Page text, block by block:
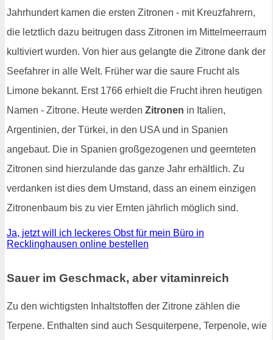
Jahrhundert kamen die ersten Zitronen - mit Kreuzfahrern,
die letztlich dazu beitrugen dass Zitronen im Mittelmeerraum
kultiviert wurden. Von hier aus gelangte die Zitrone dank der
Seefahrer in alle Welt. Früher war die saure Frucht als
Limone bekannt. Erst 1766 erhielt die Frucht ihren heutigen
Namen - Zitrone. Heute werden Zitronen in Italien,
Argentinien, der Türkei, in den USA und in Spanien
angebaut. Die in Spanien großgezogenen und geernteten
Zitronen sind hierzulande das ganze Jahr erhältlich. Zu
verdanken ist dies dem Umstand, dass an einem einzigen
Zitronenbaum bis zu vier Ernten jährlich möglich sind.
Ja, jetzt will ich leckeres Obst für mein Büro in
Recklinghausen online bestellen
Sauer im Geschmack, aber vitaminreich
Zu den wichtigsten Inhaltstoffen der Zitrone zählen die
Terpene. Enthalten sind auch Sesquiterpene, Terpenole, wie